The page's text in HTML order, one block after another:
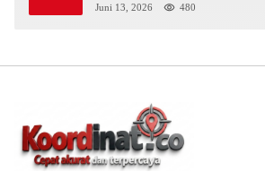
Juni 13, 2026 480